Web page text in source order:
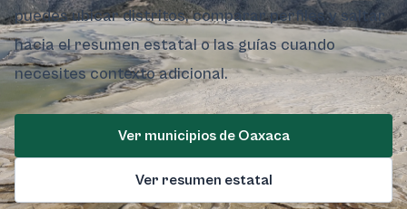
puedes ubicar distritos, comparar perfiles y saltar
hacia el resumen estatal o las guías cuando
necesites contexto adicional.
Ver municipios de Oaxaca
Ver resumen estatal